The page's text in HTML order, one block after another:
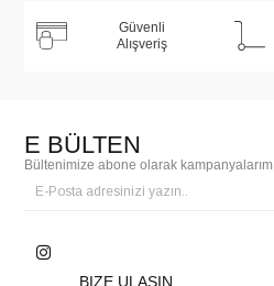
Güvenli
Alışveriş
E BÜLTEN
Bültenimize abone olarak
BIZE ULAŞIN